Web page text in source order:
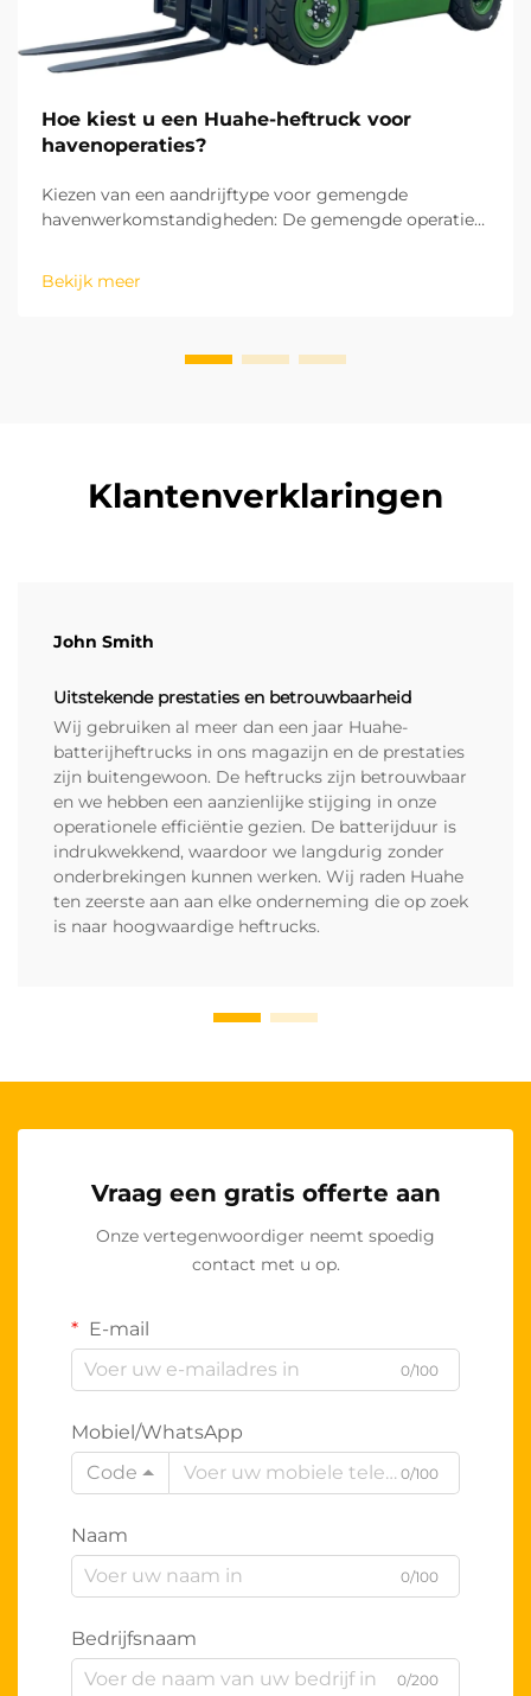
Hoe kiest u een Huahe-heftruck voor
havenoperaties?
Kiezen van een aandrijftype voor gemengde
havenwerkomstandigheden: De gemengde operaties
magazijnopslag en goederensortering als buitenshuis
laad- en loswerkzaamheden op het terrein. Dit maakt
Bekijk meer
Klantenverklaringen
John Smith
Uitstekende prestaties en betrouwbaarheid
Wij gebruiken al meer dan een jaar Huahe-
batterijheftrucks in ons magazijn en de prestaties
zijn buitengewoon. De heftrucks zijn betrouwbaar
en we hebben een aanzienlijke stijging in onze
operationele efficiëntie gezien. De batterijduur is
indrukwekkend, waardoor we langdurig zonder
onderbrekingen kunnen werken. Wij raden Huahe
ten zeerste aan aan elke onderneming die op zoek
is naar hoogwaardige heftrucks.
Vraag een gratis offerte aan
Onze vertegenwoordiger neemt spoedig
contact met u op.
E-mail
0/100
Mobiel/WhatsApp
Code
0/100
Naam
0/100
Bedrijfsnaam
0/200